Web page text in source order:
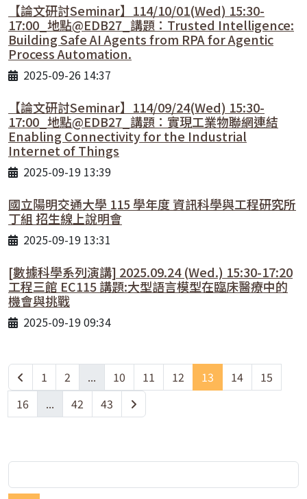
【論文研討Seminar】114/10/01(Wed) 15:30-
17:00_地點@EDB27_講題：Trusted Intelligence:
Building Safe AI Agents from RPA for Agentic
Process Automation.
2025-09-26 14:37
【論文研討Seminar】114/09/24(Wed) 15:30-
17:00_地點@EDB27_講題：實現工業物聯網連結
Enabling Connectivity for the Industrial
Internet of Things
2025-09-19 13:39
國立陽明交通大學 115 學年度 資訊科學與工程研究所
丁組 招生線上說明會
2025-09-19 13:31
[數據科學系列演講] 2025.09.24 (Wed.) 15:30-17:20
工程三館 EC115 講題:大型語言模型在臨床醫療中的
機會與挑戰
2025-09-19 09:34
1 2 ... 10 11 12 13 14
15
16
... 42 43